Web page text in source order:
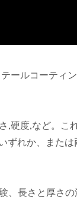
ルコーティン
,硬度,など。こ
れか、または
、長さと厚さ